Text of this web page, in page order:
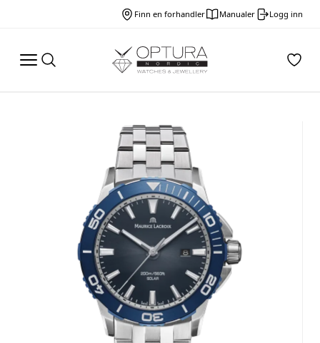
Finn en forhandler Manualer Logg inn